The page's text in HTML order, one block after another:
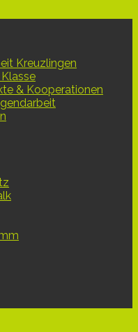
Kreuzlingen
& Kooperationen